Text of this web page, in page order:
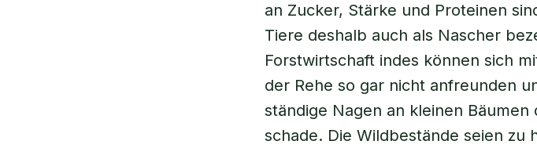
an Zucker, Stärke und Proteinen
Tiere deshalb auch als Nascher
Forstwirtschaft indes können sich
der Rehe so gar nicht anfreunden
ständige Nagen an kleinen
schade. Die Wildbestände seien zu